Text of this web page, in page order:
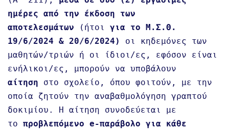
ημέρες από την έκδοση των
αποτελεσμάτων (ήτοι για το Μ.Σ.Θ.
19/6/2024 & 20/6/2024)
οι κηδεμόνες των
μαθητών/τριών ή οι ίδιοι/ες, εφόσον είναι
ενήλικοι/ες, μπορούν να υποβάλουν
αίτηση στο σχολείο, όπου φοιτούν, με την
οποία ζητούν την αναβαθμολόγηση γραπτού
δοκιμίου. Η αίτηση συνοδεύεται με
το προβλεπόμενο e-παράβολο για κάθε